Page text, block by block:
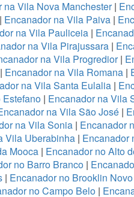
na Vila Nova Manchester|
Encanador na Vila Paiva|
na Vila Pauliceia |
na Vila Pirajussara|
na Vila Progredior|
Encanador na Vila Romana|
na Vila Santa Eulalia |
| Encanador na Vila
na Vila São José|
na Vila Sonia| Encanador
Vila Uberabinha| Encanador
Mooca | Encanador no Alto
no Barro Branco |
| Encanador no Brooklin Novo
no Campo Belo |